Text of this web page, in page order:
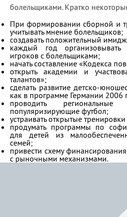
болельщиками. Кратко
При формировании сборной и
учитывать мнение болельщиков;
создавать положительный
каждый год
игроков с болельщиками;
начать составление «Кодекса
открыть академии и
талантов»;
сделать развитие детско-
как в программе Германии 2006
проводить региональные
популяризирующие футбол;
устраивать открытые
продумать программы по
для детей из
семей;
привести схему
с рыночными механизмами.